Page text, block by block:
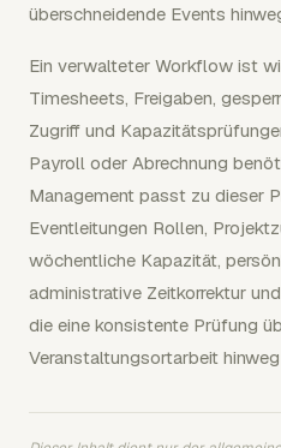
überschneidende Events
Ein verwalteter Workflow ist
Timesheets, Freigaben,
Zugriff und
Payroll oder Abrechnung
Management passt zu dieser
Eventleitungen Rollen,
wöchentliche Kapazität,
administrative Zeitkorrektur
die eine konsistente Prüfung
Veranstaltungsortarbeit